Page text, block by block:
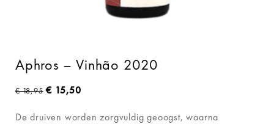
Aphros – Vinhão 2020
€18,95 € 15,50
De druiven worden zorgvuldig geoogst, waarna